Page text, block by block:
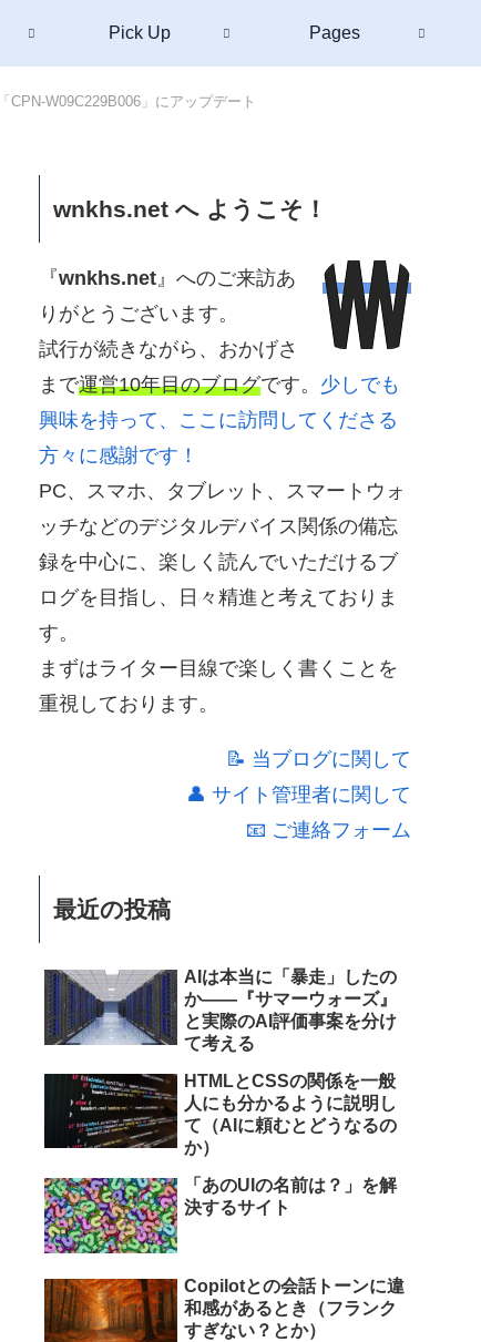
Pick Up Pages
CPN-W09C229B006」にアップデート
wnkhs.net へ ようこそ！
『wnkhs.net 』へのご来訪あ
りがとうございます。
試行が続きながら、おかげさ
まで運営10年目のブログです。 少しでも
興味を持って、ここに訪問してくださる
方々に感謝です！
PC、スマホ、タブレット、スマートウォ
ッチなどのデジタルデバイス関係の備忘
録を中心に、楽しく読んでいただけるブ
ログを目指し、日々精進と考えておりま
す。
まずはライター目線で楽しく書くことを
重視しております。
📝 当ブログに関して
👤 サイト管理者に関して
📧 ご連絡フォーム
最近の投稿
AIは本当に「暴走」したの
か――『サマーウォーズ』
と実際のAI評価事案を分け
て考える
HTMLとCSSの関係を一般
人にも分かるように説明し
て（AIに頼むとどうなるの
か）
「あのUIの名前は？」を解
決するサイト
Copilotとの会話トーンに違
和感があるとき（フランク
すぎない？とか）